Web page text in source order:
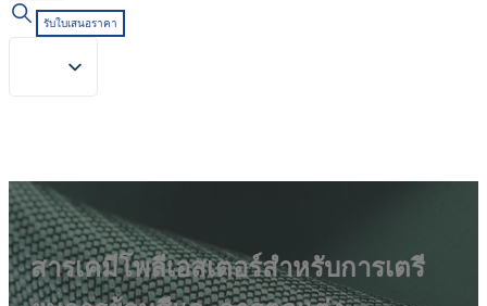
รับใบเสนอราคา
สารเคมีโพลีเอสเตอร์สำหรับการเตรี